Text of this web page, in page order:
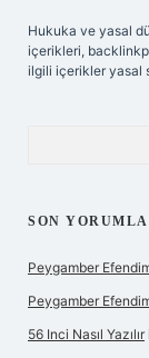
Hukuka ve yasal
içerikleri,
ilgili içerikler yasal
SON
Peygamber
Peygamber
56 Inci Nasıl Yazılır